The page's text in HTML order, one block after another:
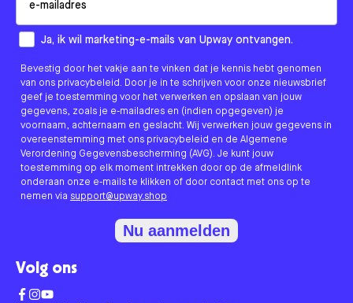
How would you like to hear from us?
Ja, ik wil marketing-e-mails van Upway ontvangen.
Bevestig door het vakje aan te vinken dat je kennis hebt genomen
van ons privacybeleid. Door je in te schrijven voor onze nieuwsbrief
geef je toestemming voor het verwerken en opslaan van jouw
gegevens, zoals je e-mailadres en (indien opgegeven) je
voornaam, achternaam en geslacht. Wij verwerken jouw gegevens in
overeenstemming met ons privacybeleid en de Algemene
Verordening Gegevensbescherming (AVG). Je kunt jouw
toestemming op elk moment intrekken door op de afmeldlink
onderaan onze e-mails te klikken of door contact met ons op te
nemen via support@upway.shop
Nu aanmelden
Volg ons